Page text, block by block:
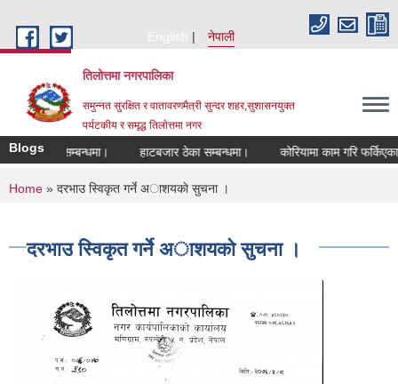
English
नेपाली
तिलोत्तमा नगरपालिका
समुन्नत सुरक्षित र वातावरणमैत्री सुन्दर शहर,सुशासनयुक्त
पर्यटकीय र समृद्ध तिलाेत्तमा नगर
Blogs
हुने सम्बन्धमा। हाटबजार ठेका सम्बन्धमा। कोरियामा काम गरि
You are here
Home » दरभाउ स्विकृत गर्ने अाशयकाे सुचना ।
दरभाउ स्विकृत गर्ने अाशयकाे सुचना ।